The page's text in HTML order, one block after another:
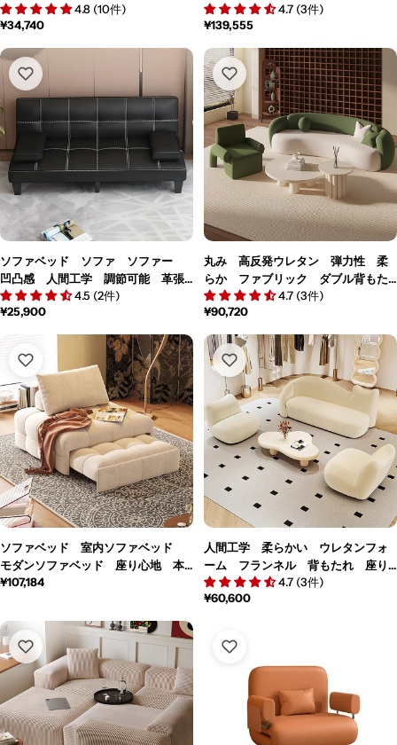
ン 優しい肌当たり 肘掛け 人間
工学 ホワイト BSF-M153
4.8 (10件)
通
価
格
¥34,740
き 片サイドアーム 高級感 ホワ
イト ナチュラル カスタマイズ可
能 JDSF-M-056
4.7 (3件)
通
価
格
¥139,555
ソファベッド ソファ ソファー
凹凸感 人間工学 調節可能 革張
り クッション材 シンプル 枕付
き ブラック JDSF-M-020
4.5 (2件)
通
¥25,900
丸み 高反発ウレタン 弾力性 柔
らか ファブリック ダブル背もた
れ 人間工学 天然木 広め ソフ
ァ リビングソファ シック モダ
ン 上質 快適 カスタマイズ可
能 BSF-M209
4.7 (3件)
通
価
格
¥90,720
ソファベッド 室内ソファベッド
モダンソファベッド 座り心地 本
革 天然木フレーム シープボア
三人掛け カスタマイズ可能 SFC-
M022
通
格
¥107,184
人間工学 柔らかい ウレタンフォ
ーム フランネル 背もたれ 座り
心地ソファ 柔らかい リビングソ
ファ シック シンプル ブラッ
4.7 (3件)
通
¥60,600